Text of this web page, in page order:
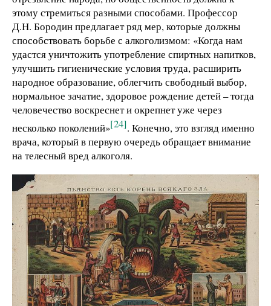
этому стремиться разными способами. Профессор
Д.Н. Бородин предлагает ряд мер, которые должны
способствовать борьбе с алкоголизмом: «Когда нам
удастся уничтожить употребление спиртных напитков,
улучшить гигиенические условия труда, расширить
народное образование, облегчить свободный выбор,
нормальное зачатие, здоровое рождение детей – тогда
человечество воскреснет и окрепнет уже через
несколько поколений»[24]. Конечно, это взгляд именно
врача, который в первую очередь обращает внимание
на телесный вред алкоголя.